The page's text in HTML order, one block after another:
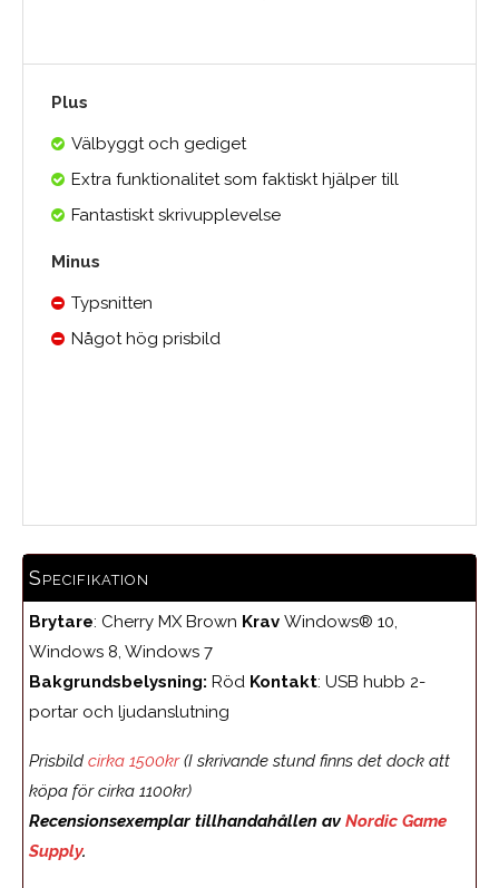
Plus
Välbyggt och gediget
Extra funktionalitet som faktiskt hjälper till
Fantastiskt skrivupplevelse
Minus
Typsnitten
Något hög prisbild
Specifikation
Brytare: Cherry MX Brown Krav Windows® 10,
Windows 8, Windows 7
Bakgrundsbelysning: Röd Kontakt: USB hubb 2-
portar och ljudanslutning
Prisbild cirka 1500kr(I skrivande stund finns det dock att
köpa för cirka 1100kr)
Recensionsexemplar tillhandahållen av Nordic Game
Supply.